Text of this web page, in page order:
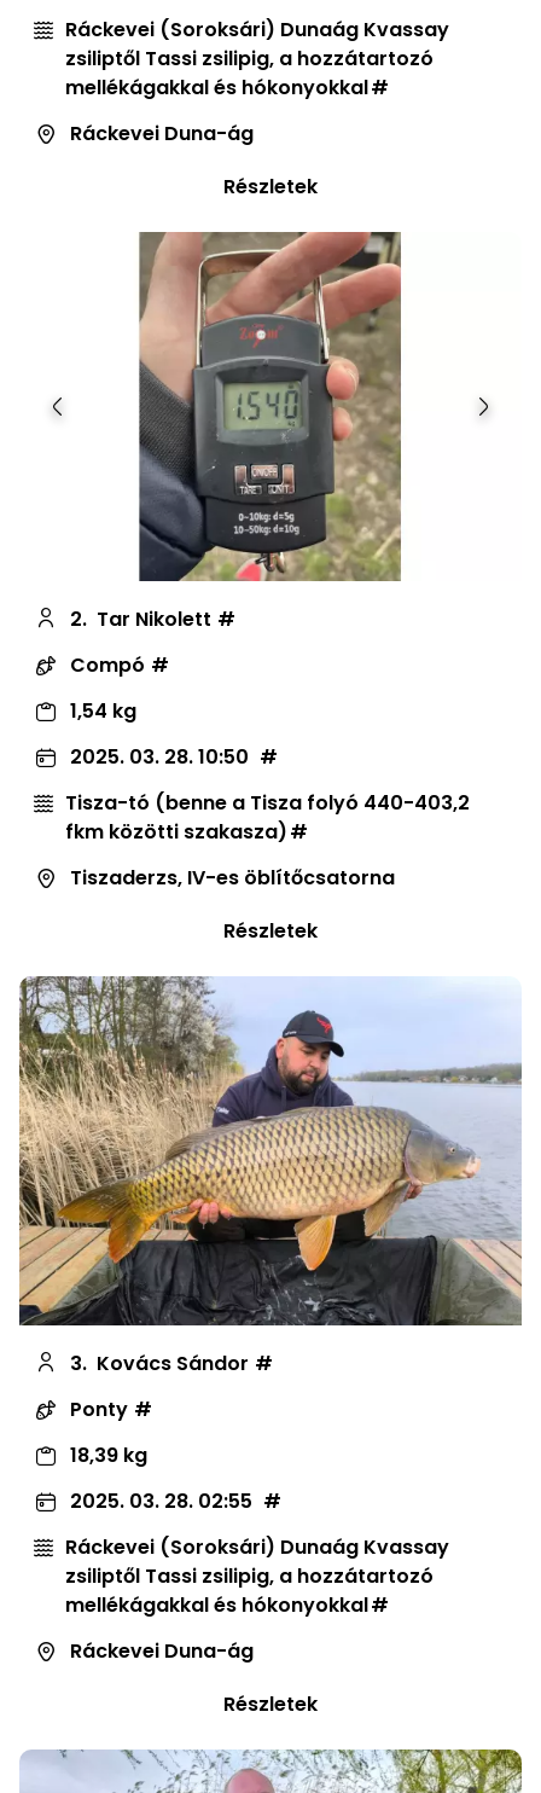
Ráckevei (Soroksári) Dunaág Kvassay
zsiliptől Tassi zsilipig, a hozzátartozó
mellékágakkal és hókonyokkal
Ráckevei Duna-ág
Részletek
Előző
2. Tar Nikolett
Compó
1,54 kg
2025. 03. 28. 10:50
Tisza-tó (benne a Tisza folyó 440-403,2
fkm közötti szakasza)
Tiszaderzs, IV-es öblítőcsatorna
Részletek
3. Kovács Sándor
Ponty
18,39 kg
2025. 03. 28. 02:55
Ráckevei (Soroksári) Dunaág Kvassay
zsiliptől Tassi zsilipig, a hozzátartozó
mellékágakkal és hókonyokkal
Ráckevei Duna-ág
Részletek